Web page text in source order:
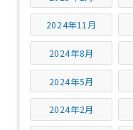
2024年11月
2024年8月
2024年5月
2024年2月